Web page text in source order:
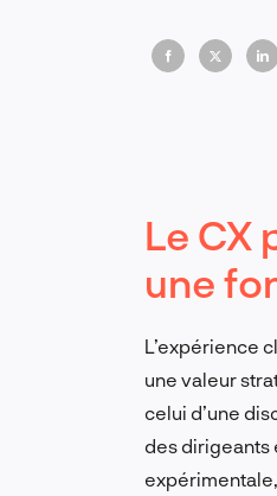
Le CX
une
L’expérience
une valeur
celui d’une
des dirigeants